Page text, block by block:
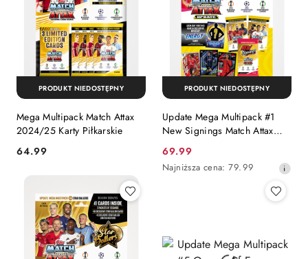
Mega Multipack Match Attax
2024/25 Karty Piłkarskie
Cena:
64.99
PRODUKT NIEDOSTĘPNY
Update Mega Multipack #1
New Signings Match Attax
2024/25
Cena
promocyjna:
69.99
Najniższa
obniżką
Najniższa cena: 79.99
PRODUKT NIEDOSTĘPNY